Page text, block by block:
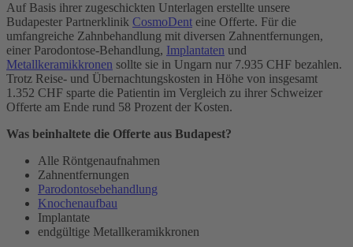
Auf Basis ihrer zugeschickten Unterlagen erstellte unsere
Budapester Partnerklinik CosmoDent eine Offerte. Für die
umfangreiche Zahnbehandlung mit diversen Zahnentfernungen,
einer Parodontose-Behandlung, Implantaten und
Metallkeramikkronen sollte sie in Ungarn nur 7.935 CHF bezahlen.
Trotz Reise- und Übernachtungskosten in Höhe von insgesamt
1.352 CHF sparte die Patientin im Vergleich zu ihrer Schweizer
Offerte am Ende rund 58 Prozent der Kosten.
Was beinhaltete die Offerte aus Budapest?
Alle Röntgenaufnahmen
Zahnentfernungen
Parodontosebehandlung
Knochenaufbau
Implantate
endgültige Metallkeramikkronen